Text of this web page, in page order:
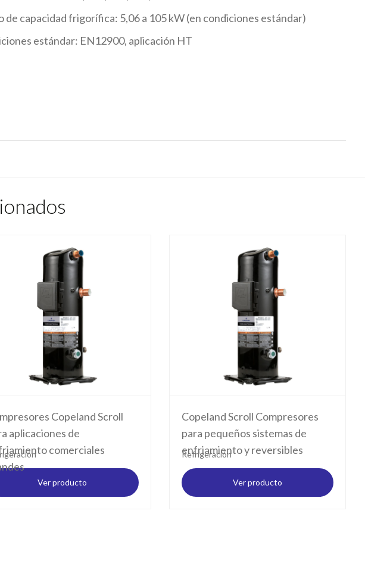
de capacidad frigorífica: 5,06 a 105 kW (en condiciones estándar)
estándar: EN12900, aplicación HT
Copeland Scroll
aplicaciones de
comerciales
Ver producto
Copeland Scroll Compresores
para pequeños sistemas de
enfriamiento y reversibles
Refrigeración
Ver producto